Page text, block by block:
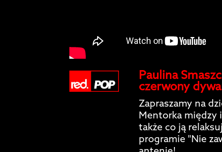
Paulina
czerwony
Zapraszamy na
Mentorka między
także co ją
programie "Nie